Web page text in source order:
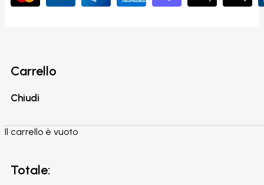
Carrello
Chiudi
Il carrello è vuoto
Totale: